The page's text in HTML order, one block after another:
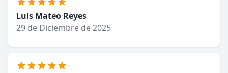
Luis Mateo Reyes
29 de Diciembre de 2025